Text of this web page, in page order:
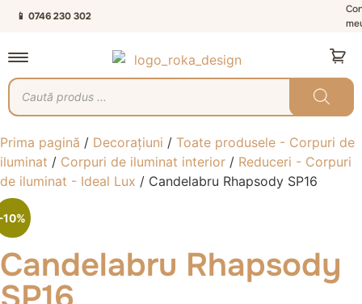
📱 0746 230 302
Prima pagină / Decorațiuni / Toate produsele - Corpuri de
iluminat / Corpuri de iluminat interior / Reduceri - Corpuri
de iluminat - Ideal Lux / Candelabru Rhapsody SP16
10%
Candelabru Rhapsody